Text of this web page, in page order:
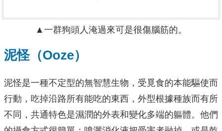
▲一群狗頭人淹過來可是很傷腦筋的。
泥怪（Ooze）
泥怪是一種不定型的無智慧生物，受覓食的本能驅使而
行動，吃掉沿路所有能吃的東西，外型根據種族而有所
不同，共通特色是濕潤的外表和變化多端的軀體。他們